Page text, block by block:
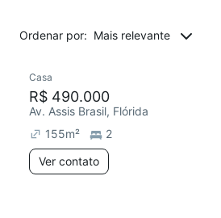
Ordenar por: Mais relevante
Casa
R$ 490.000
Av. Assis Brasil, Flórida
155m²
2
Ver contato